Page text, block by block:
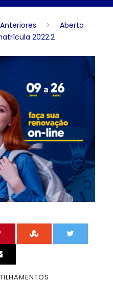
Anteriores >
Aberto
2022.2